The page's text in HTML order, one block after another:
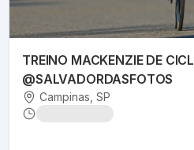
TREINO MACKENZIE DE
@SALVADORDASFOTOS
Campinas , SP